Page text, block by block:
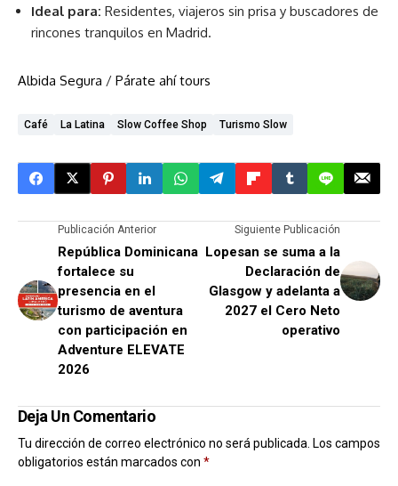
Ideal para: Residentes, viajeros sin prisa y buscadores de
rincones tranquilos en Madrid.
Albida Segura / Párate ahí tours
Café La Latina Slow Coffee Shop Turismo Slow
Publicación Anterior
República Dominicana
fortalece su
presencia en el
turismo de aventura
con participación en
Adventure ELEVATE
2026
Siguiente Publicación
Lopesan se suma a la
Declaración de
Glasgow y adelanta a
2027 el Cero Neto
operativo
Deja Un Comentario
Tu dirección de correo electrónico no será publicada. Los campos
obligatorios están marcados con *